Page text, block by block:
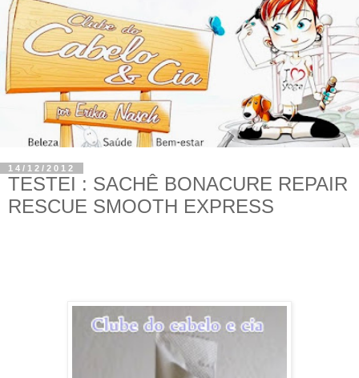
14/12/2012
TESTEI : SACHÊ BONACURE REPAIR
RESCUE SMOOTH EXPRESS